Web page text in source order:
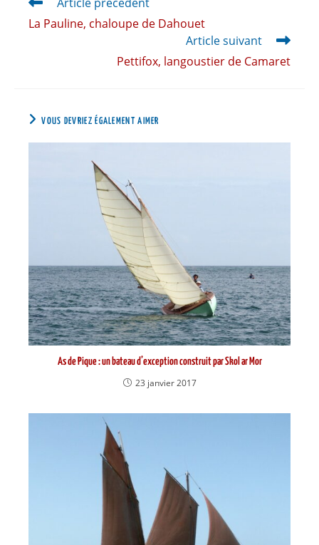
La Pauline, chaloupe de Dahouet
Article suivant
Pettifox, langoustier de Camaret
VOUS DEVRIEZ ÉGALEMENT AIMER
As de Pique : un bateau d’exception construit par Skol ar Mor
23 janvier 2017